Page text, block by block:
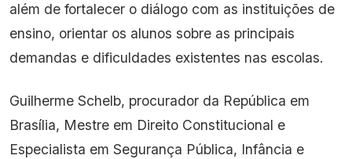
além de fortalecer o diálogo com as instituições de
ensino, orientar os alunos sobre as principais
demandas e dificuldades existentes nas escolas.
Guilherme Schelb, procurador da República em
Brasília, Mestre em Direito Constitucional e
Especialista em Segurança Pública, Infância e